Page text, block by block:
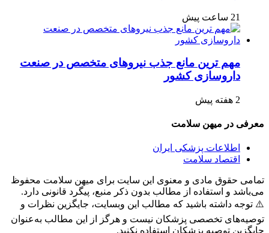
21 ساعت پیش
مهم ترین مانع جذب نیروهای متخصص در صنعت
داروسازی کشور
2 هفته پیش
معرفی در میهن سلامت
اطلاعات پزشکی ایران
اقتصاد سلامت
تمامی حقوق مادی و معنوی این سایت برای میهن سلامت محفوظ
می‌باشد و استفاده از مطالب بدون ذکر منبع، پیگرد قانونی دارد.
⚠️ توجه داشته باشید که مطالب این وبسایت، جایگزین نظرات و
توصیه‌های تخصصی پزشکان نیست و هرگز از این مطالب به‌عنوان
جایگزین توصیه پزشکان استفاده نکنید.